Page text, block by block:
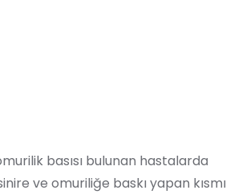
basısı bulunan hastalarda
ve omuriliğe baskı yapan kısmı